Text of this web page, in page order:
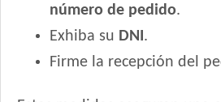
Vitalcan Balanced Natural Recipe
Vitalcan Balanced Natural Recipe
Vitalcan Balanced Perro Adulto Raza
número de pedido.
Exhiba su DNI.
Firme la recepción del